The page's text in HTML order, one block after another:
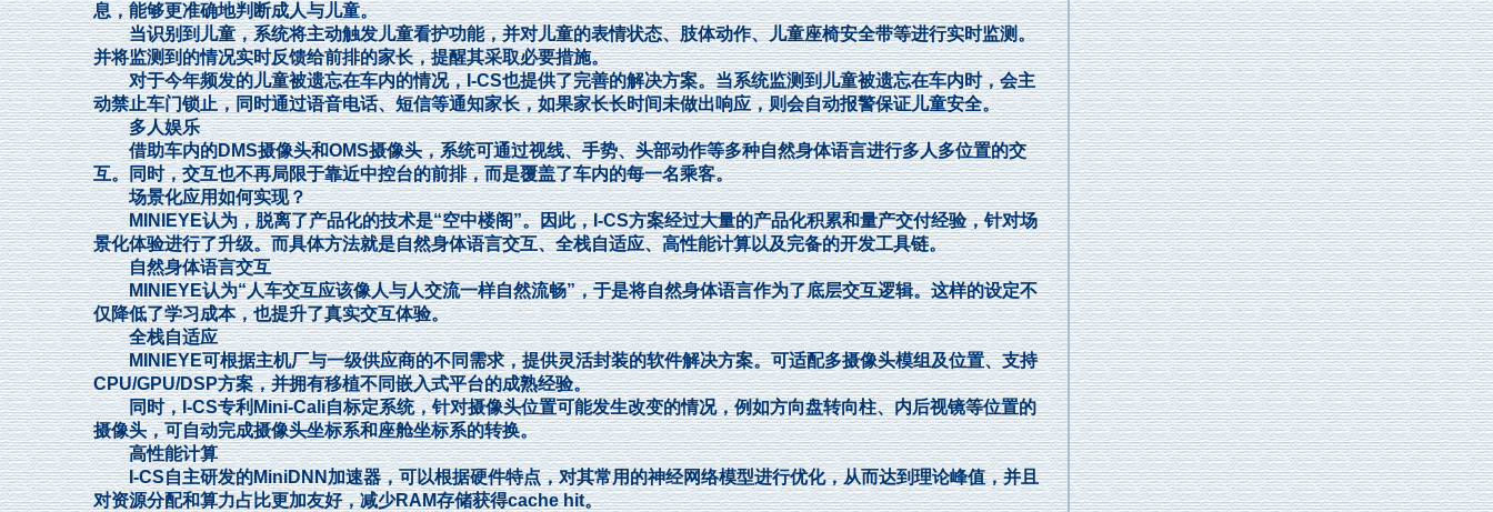
息，能够更准确地判断成人与儿童。
当识别到儿童，系统将主动触发儿童看护功能，并对儿童的表情状态、肢体动作、儿童座椅安全带等进行实时监测。
并将监测到的情况实时反馈给前排的家长，提醒其采取必要措施。
对于今年频发的儿童被遗忘在车内的情况，I-CS也提供了完善的解决方案。当系统监测到儿童被遗忘在车内时，会主
动禁止车门锁止，同时通过语音电话、短信等通知家长，如果家长长时间未做出响应，则会自动报警保证儿童安全。
多人娱乐
借助车内的DMS摄像头和OMS摄像头，系统可通过视线、手势、头部动作等多种自然身体语言进行多人多位置的交
互。同时，交互也不再局限于靠近中控台的前排，而是覆盖了车内的每一名乘客。
场景化应用如何实现？
MINIEYE认为，脱离了产品化的技术是“空中楼阁”。因此，I-CS方案经过大量的产品化积累和量产交付经验，针对场
景化体验进行了升级。而具体方法就是自然身体语言交互、全栈自适应、高性能计算以及完备的开发工具链。
自然身体语言交互
MINIEYE认为“人车交互应该像人与人交流一样自然流畅”，于是将自然身体语言作为了底层交互逻辑。这样的设定不
仅降低了学习成本，也提升了真实交互体验。
全栈自适应
MINIEYE可根据主机厂与一级供应商的不同需求，提供灵活封装的软件解决方案。可适配多摄像头模组及位置、支持
CPU/GPU/DSP方案，并拥有移植不同嵌入式平台的成熟经验。
同时，I-CS专利Mini-Cali自标定系统，针对摄像头位置可能发生改变的情况，例如方向盘转向柱、内后视镜等位置的
摄像头，可自动完成摄像头坐标系和座舱坐标系的转换。
高性能计算
I-CS自主研发的MiniDNN加速器，可以根据硬件特点，对其常用的神经网络模型进行优化，从而达到理论峰值，并且
对资源分配和算力占比更加友好，减少RAM存储获得cache hit。